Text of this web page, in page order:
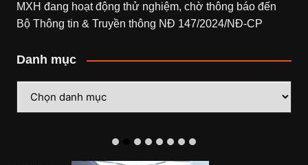
MXH đang hoạt động thử nghiệm, chờ thông báo đến
Bộ Thông tin & Truyền thông NĐ 147/2024/NĐ-CP
Danh mục
mục